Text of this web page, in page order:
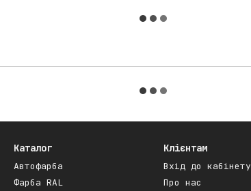
Каталог
Автофарба
Фарба RAL
Клієнтам
Вхід до кабінету
Про нас